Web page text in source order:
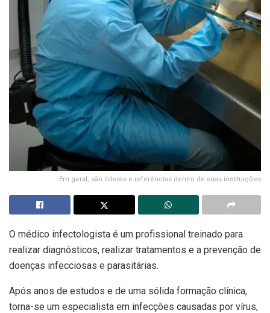
Em geral, são líderes e referências dentro de suas instituições
O médico infectologista é um profissional treinado para
realizar diagnósticos, realizar tratamentos e a prevenção de
doenças infecciosas e parasitárias.
Após anos de estudos e de uma sólida formação clínica,
torna-se um especialista em infecções causadas por vírus,